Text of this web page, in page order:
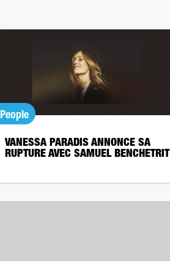
People
VANESSA PARADIS ANNONCE SA
RUPTURE AVEC SAMUEL BENCHETRIT